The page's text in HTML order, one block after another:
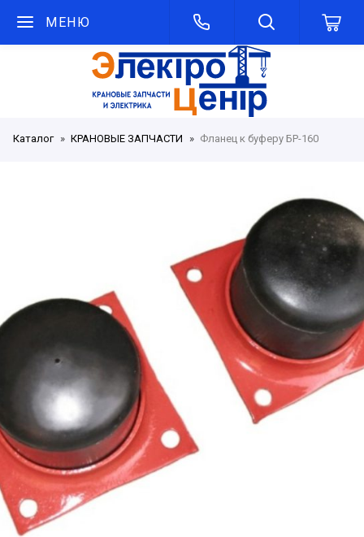
МЕНЮ
Каталог КРАНОВЫЕ ЗАПЧАСТИ Фланец к буферу БР-160